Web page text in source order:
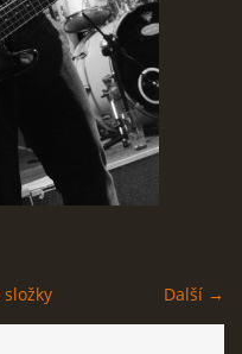
|Tisk|Nahoru ↑
Další →